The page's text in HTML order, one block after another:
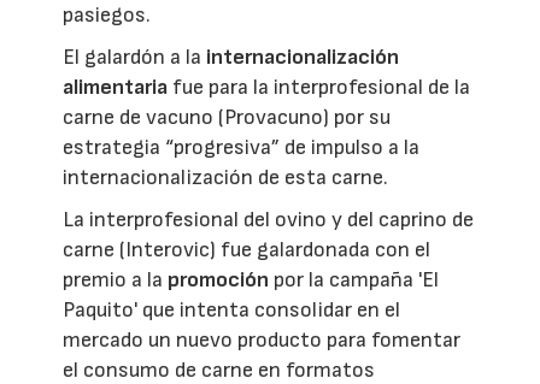
pasiegos.
El galardón a la internacionalización
alimentaria fue para la interprofesional de la
carne de vacuno (Provacuno) por su
estrategia “progresiva” de impulso a la
internacionalización de esta carne.
La interprofesional del ovino y del caprino de
carne (Interovic) fue galardonada con el
premio a la promoción por la campaña 'El
Paquito' que intenta consolidar en el
mercado un nuevo producto para fomentar
el consumo de carne en formatos